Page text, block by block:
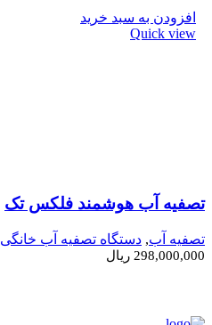
افزودن به سبد خرید
Quick view
تصفیه آب هوشمند فلکس تک
تصفیه آب, دستگاه تصفیه آب خانگی
298,000,000 ریال